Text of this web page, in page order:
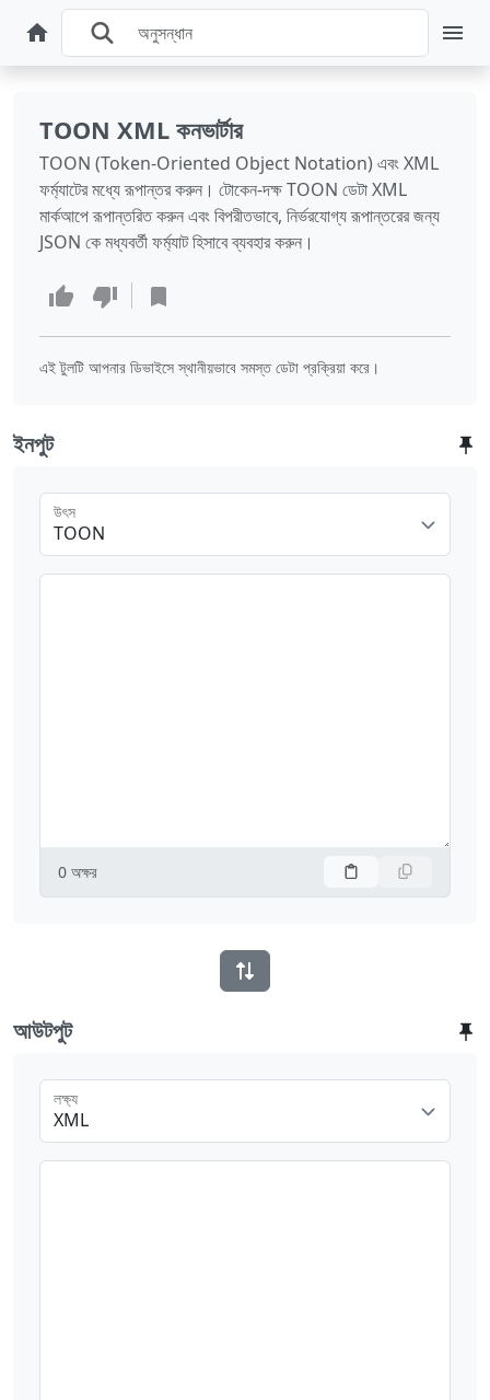
TOON XML কনভার্টার
TOON (Token-Oriented Object Notation) এবং XML
ফর্ম্যাটের মধ্যে রূপান্তর করুন। টোকেন-দক্ষ TOON ডেটা XML
মার্কআপে রূপান্তরিত করুন এবং বিপরীতভাবে, নির্ভরযোগ্য রূপান্তরের জন্য
JSON কে মধ্যবর্তী ফর্ম্যাট হিসাবে ব্যবহার করুন।
এই টুলটি আপনার ডিভাইসে স্থানীয়ভাবে সমস্ত ডেটা প্রক্রিয়া করে।
ইনপুট
TOON
উৎস
0 অক্ষর
আউটপুট
XML
লক্ষ্য